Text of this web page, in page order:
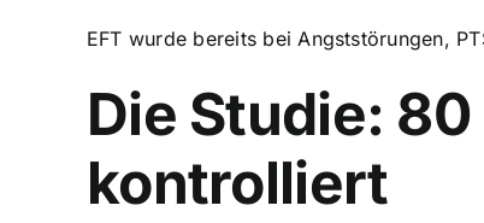
EFT wurde bereits bei Angststörungen,
Die Studie:
kontrolliert